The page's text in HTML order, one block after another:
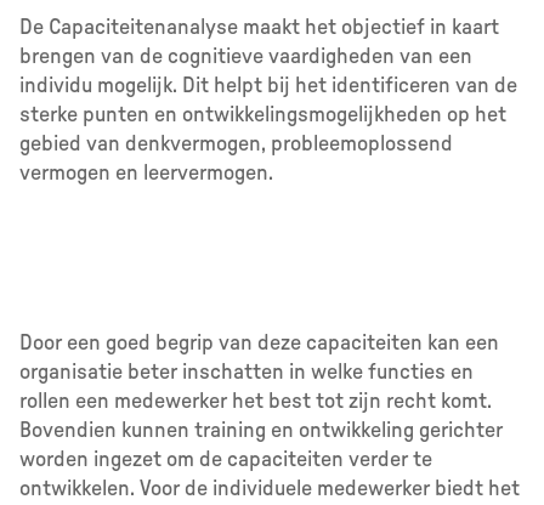
De Capaciteitenanalyse maakt het objectief in kaart
brengen van de cognitieve vaardigheden van een
individu mogelijk. Dit helpt bij het identificeren van de
sterke punten en ontwikkelingsmogelijkheden op het
gebied van denkvermogen, probleemoplossend
vermogen en leervermogen.
Door een goed begrip van deze capaciteiten kan een
organisatie beter inschatten in welke functies en
rollen een medewerker het best tot zijn recht komt.
Bovendien kunnen training en ontwikkeling gerichter
worden ingezet om de capaciteiten verder te
ontwikkelen. Voor de individuele medewerker biedt het